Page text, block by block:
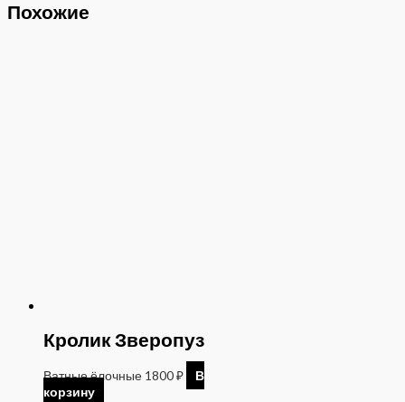
Похожие
Кролик Зверопуз
Ватные ёлочные 1800₽
В
корзину